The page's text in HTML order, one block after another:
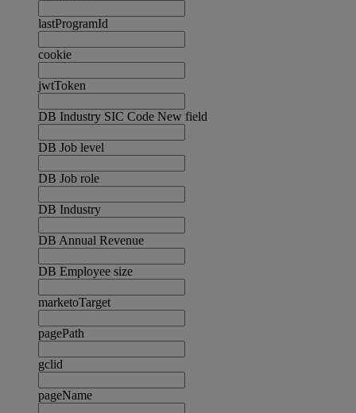
lastProgramId
cookie
jwtToken
DB Industry SIC Code New field
DB Job level
DB Job role
DB Industry
DB Annual Revenue
DB Employee size
marketoTarget
pagePath
gclid
pageName